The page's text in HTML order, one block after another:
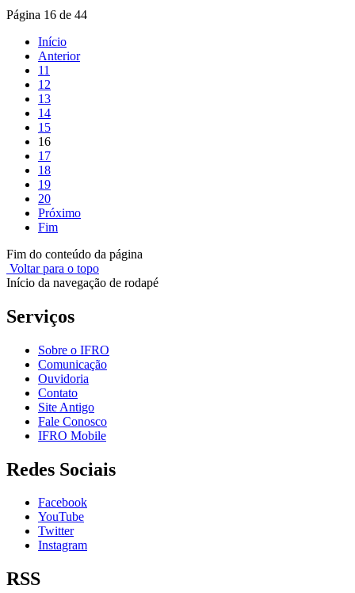
Página 16 de 44
Início
Anterior
11
12
13
14
15
16
17
18
19
20
Próximo
Fim
Fim do conteúdo da página
Voltar para o topo
Início da navegação de rodapé
Serviços
Sobre o IFRO
Comunicação
Ouvidoria
Contato
Site Antigo
Fale Conosco
IFRO Mobile
Redes Sociais
Facebook
YouTube
Twitter
Instagram
RSS